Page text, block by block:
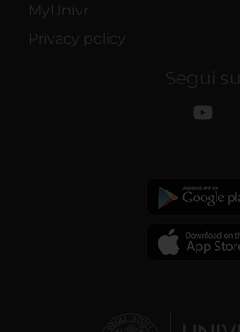
MyUnivr
Privacy policy
Segui su